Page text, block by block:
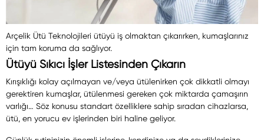
Arçelik Ütü Teknolojileri ütüyü iş olmaktan çıkarırken, kumaşlarınız
için tam koruma da sağlıyor.
Ütüyü Sıkıcı İşler Listesinden Çıkarın
Kırışıklığı kolay açılmayan ve/veya ütülenirken çok dikkatli olmayı
gerektiren kumaşlar, ütülenmesi gereken çok miktarda çamaşırın
varlığı… Söz konusu standart özelliklere sahip sıradan cihazlarsa,
ütü, en yorucu ev işlerinden biri haline geliyor.